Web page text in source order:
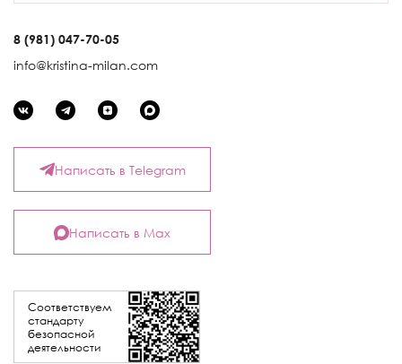
8 (981) 047-70-05
info@kristina-milan.com
Соответствуем
стандарту
безопасной
деятельности
Написать в Telegram
Написать в Max